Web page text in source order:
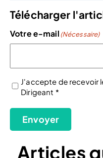
Télécharger
Votre e-mail (Nécessaire)
(Nécessaire)
J'accepte de recevoir
Dirigeant *
Envoyer
Articles